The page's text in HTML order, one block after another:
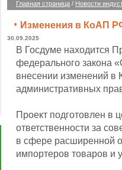
Главная страница / Новости
Изменения в КоАП
30.09.2025
В Госдуме находится
федерального закона
внесении изменений в
административных
Проект подготовлен в
ответственности за
в сфере расширенной
импортеров товаров и